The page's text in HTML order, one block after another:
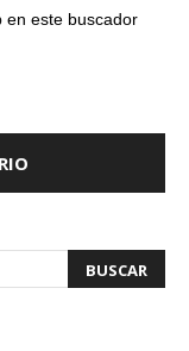
en este buscador